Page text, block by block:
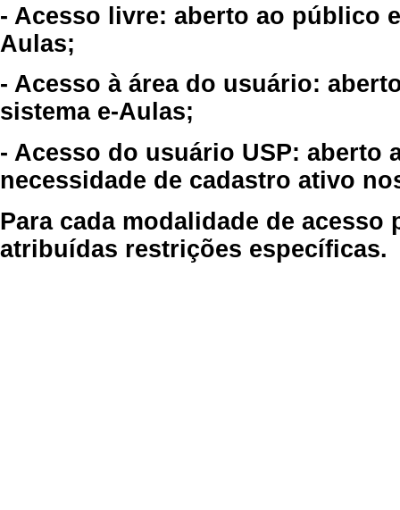
- Acesso livre: aberto ao público
Aulas;
- Acesso à área do usuário:
sistema e-Aulas;
- Acesso do usuário USP: aberto
necessidade de cadastro ativo
Para cada modalidade de
atribuídas restrições específicas.